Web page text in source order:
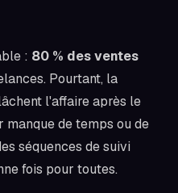
: 80 % des ventes
Pourtant, la
l'affaire après le
manque de temps ou de
séquences de suivi
fois pour toutes.